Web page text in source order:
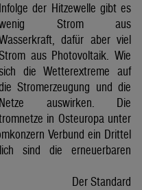
Infolge der Hitzewelle gibt es
Strom aus
dafür aber viel
aus Photovoltaik. Wie
die Wetterextreme auf
Stromerzeugung und die
Netze auswirken. Die
in Osteuropa unter
Verbund ein Drittel
sind die erneuerbaren
Der Standard